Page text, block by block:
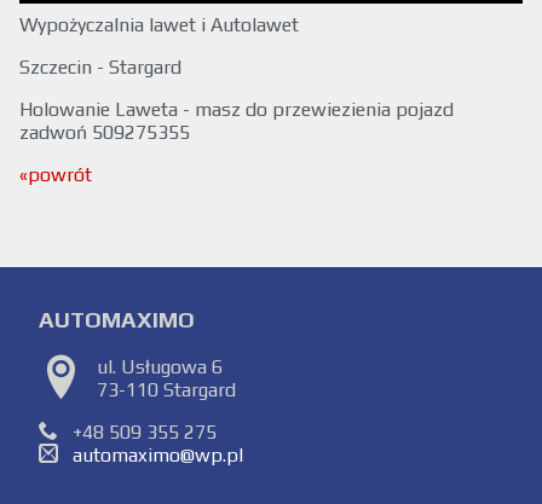
Wypożyczalnia lawet i Autolawet
Szczecin - Stargard
Holowanie Laweta - masz do przewiezienia pojazd
zadwoń 509275355
«powrót
AUTOMAXIMO
ul. Usługowa 6
73-110 Stargard
+48 509 355 275
automaximo@wp.pl